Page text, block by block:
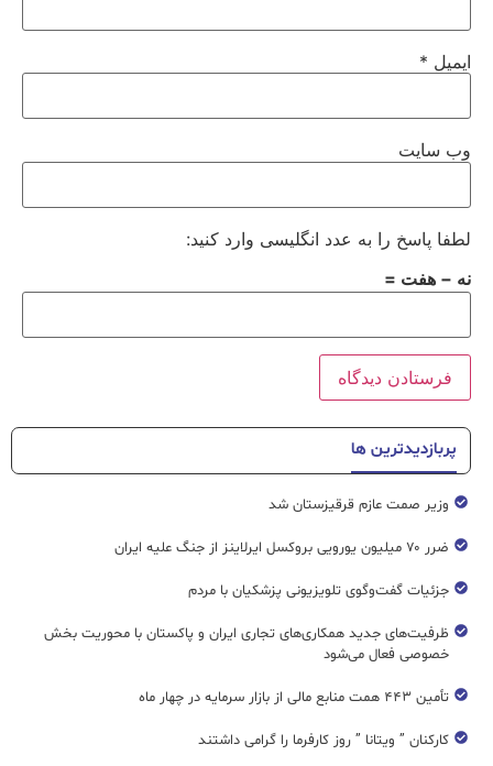
ایمیل *
وب‌ سایت
لطفا پاسخ را به عدد انگلیسی وارد کنید:
نه − هفت =
پربازدیدترین ها
وزیر صمت عازم قرقیزستان شد
ضرر ۷۰ میلیون یورویی بروکسل ایرلاینز از جنگ علیه ایران
جزئیات گفت‌وگوی تلویزیونی پزشکیان با مردم
ظرفیت‌های جدید همکاری‌های تجاری ایران و پاکستان با محوریت بخش
خصوصی فعال می‌شود
تأمین ۴۴۳ همت منابع مالی از بازار سرمایه در چهار ماه
کارکنان ” ویتانا ” روز کارفرما را گرامی داشتند